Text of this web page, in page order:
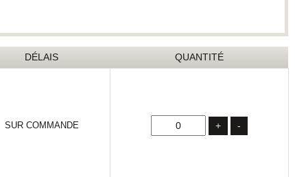
DÉLAIS QUANTITÉ
SUR COMMANDE + -